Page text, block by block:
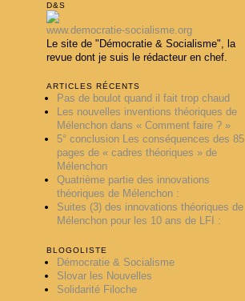
D&S
www.democratie-socialisme.org
Le site de "Démocratie & Socialisme", la
revue dont je suis le rédacteur en chef.
ARTICLES RÉCENTS
Pas de boulot quand il fait trop chaud
Les nouvelles inventions théoriques de
Mélenchon dans « Comment faire ? »
5° conclusion Les conséquences des 85
pages de « cadres théoriques » de
Mélenchon
Quatrième partie des innovations
théoriques de Mélenchon :
Suites (3) des innovations théoriques de
Mélenchon pour les 10 ans de LFI :
BLOGOLISTE
Démocratie & Socialisme
Slovar les Nouvelles
Solidarité Filoche